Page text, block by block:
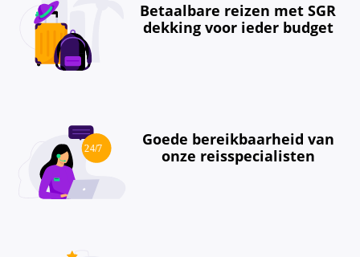
Betaalbare reizen met SGR
dekking voor ieder budget
Goede bereikbaarheid van
onze reisspecialisten